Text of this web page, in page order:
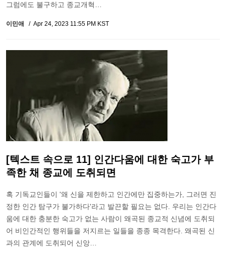
그럼에도 불구하고 종교개혁…
이민애 Apr 24, 2023 11:55 PM KST
[텍스트 속으로 11] 인간다움에 대한 숙고가 부
족한 채 종교에 도취되면
혹 기독교인들이 '왜 신을 제한하고 인간에만 집중하는가, 그러면 진
정한 인간 탐구가 불가하다'라고 발끈할 필요는 없다. 우리는 인간다
움에 대한 충분한 숙고가 없는 사람이 왜곡된 종교적 신념에 도취되
어 비인간적인 행위들을 저지르는 일들을 종종 목격한다. 왜곡된 신
과의 관계에 도취되어 신앙…